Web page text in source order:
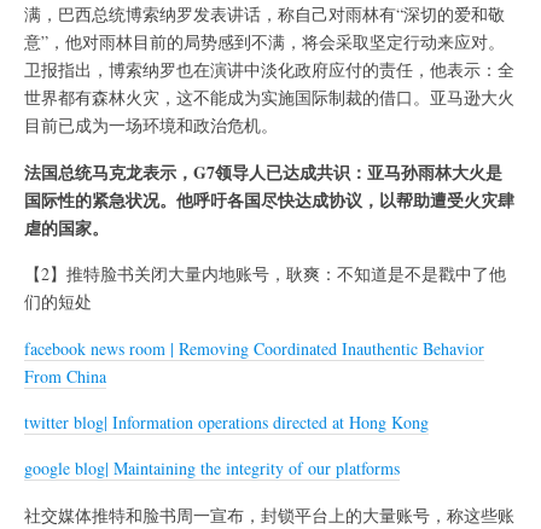
满，巴西总统博索纳罗发表讲话，称自己对雨林有“深切的爱和敬
意”，他对雨林目前的局势感到不满，将会采取坚定行动来应对。
卫报指出，博索纳罗也在演讲中淡化政府应付的责任，他表示：全
世界都有森林火灾，这不能成为实施国际制裁的借口。亚马逊大火
目前已成为一场环境和政治危机。
法国总统马克龙表示，G7领导人已达成共识：亚马孙雨林大火是
国际性的紧急状况。他呼吁各国尽快达成协议，以帮助遭受火灾肆
虐的国家。
【2】推特脸书关闭大量内地账号，耿爽：不知道是不是戳中了他
们的短处
facebook news room | Removing Coordinated Inauthentic Behavior
From China
twitter blog| Information operations directed at Hong Kong
google blog| Maintaining the integrity of our platforms
社交媒体推特和脸书周一宣布，封锁平台上的大量账号，称这些账